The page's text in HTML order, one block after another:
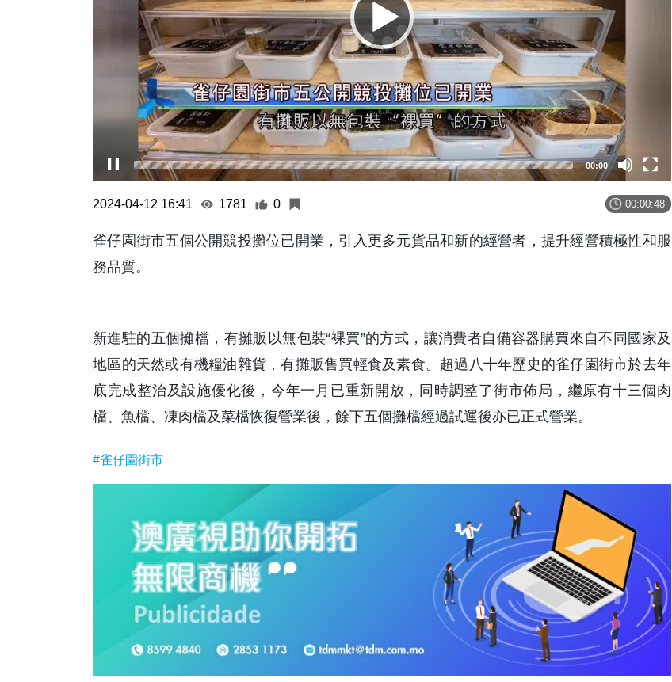
00:00
2024-04-12 16:41 1781 0 00:00:48
雀仔園街市五個公開競投攤位已開業，引入更多元貨品和新的經營者，提升經營積極性和服
務品質。
新進駐的五個攤檔，有攤販以無包裝“裸買”的方式，讓消費者自備容器購買來自不同國家及
地區的天然或有機糧油雜貨，有攤販售買輕食及素食。超過八十年歷史的雀仔園街市於去年
底完成整治及設施優化後，今年一月已重新開放，同時調整了街市佈局，繼原有十三個肉
檔、魚檔、凍肉檔及菜檔恢復營業後，餘下五個攤檔經過試運後亦已正式營業。
#雀仔園街市